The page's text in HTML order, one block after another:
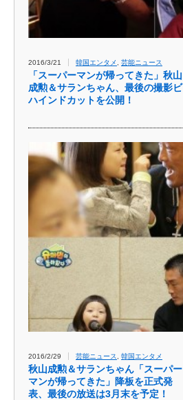
2016/3/21 韓国エンタメ 芸能ニュース
「スーパーマンが帰ってきた」秋山
成勲＆サランちゃん、最後の撮影ビ
ハインドカットを公開！
2016/2/29 芸能ニュース 韓国エンタメ
秋山成勲＆サランちゃん「スーパー
マンが帰ってきた」降板を正式発
表、最後の放送は3月末を予定！